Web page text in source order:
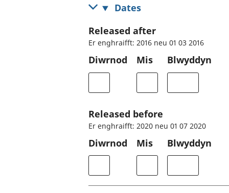
Dates
Released after
Er enghraifft: 2016 neu 01 03 2016
Diwrnod Mis Blwyddyn
Released before
Er enghraifft: 2020 neu 01 07 2020
Diwrnod Mis Blwyddyn